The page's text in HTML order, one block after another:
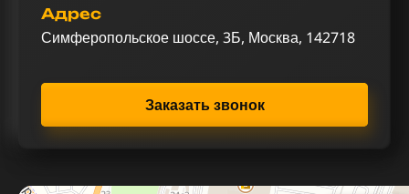
Адрес
Симферопольское шоссе, 3Б, Москва, 142718
Заказать звонок